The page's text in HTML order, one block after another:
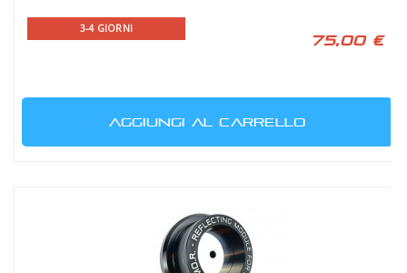
3-4 GIORNI
75,00 €
AGGIUNGI AL CARRELLO